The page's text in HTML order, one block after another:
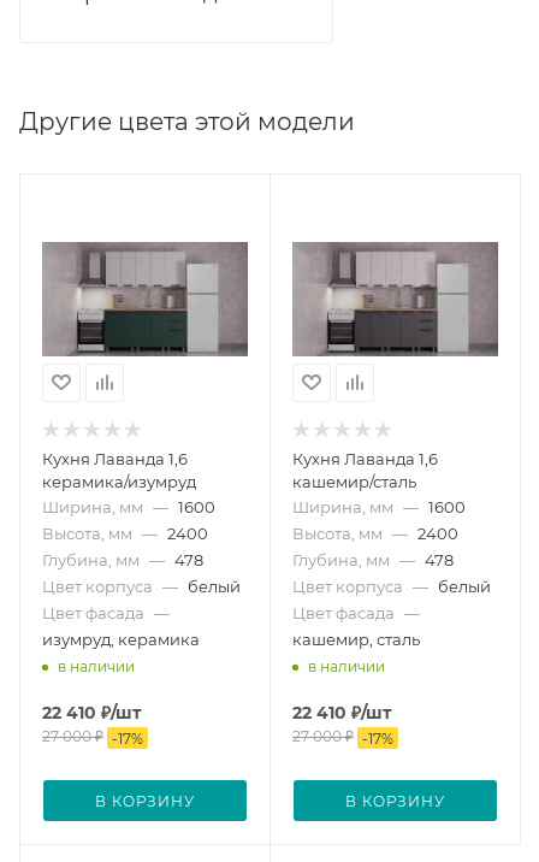
Другие цвета этой модели
Кухня Лаванда 1,6
керамика/изумруд
Ширина, мм — 1600
Высота, мм — 2400
Глубина, мм — 478
Цвет корпуса — белый
Цвет фасада —
изумруд, керамика
в наличии
22 410 ₽/шт
27 000₽ -17%
В КОРЗИНУ
Кухня Лаванда 1,6
кашемир/сталь
Ширина, мм — 1600
Высота, мм — 2400
Глубина, мм — 478
Цвет корпуса — белый
Цвет фасада —
кашемир, сталь
в наличии
22 410 ₽/шт
27 000₽ -17%
В КОРЗИНУ